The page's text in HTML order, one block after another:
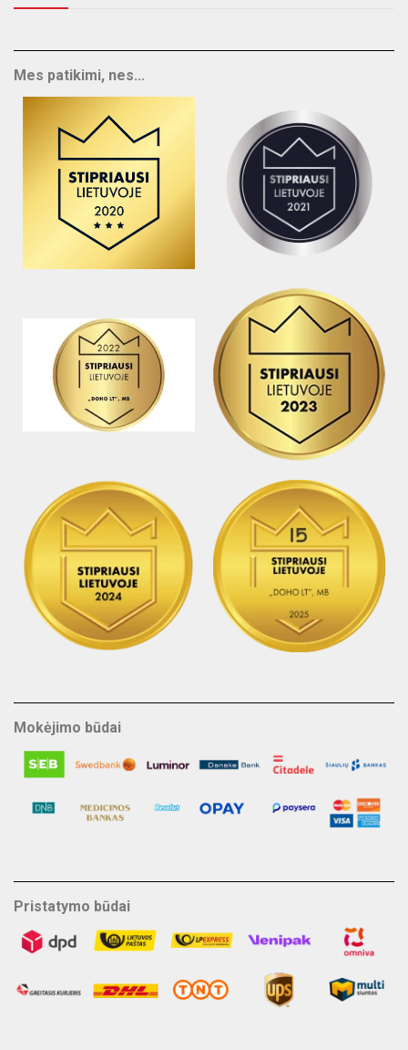
Mes patikimi, nes...
Mokėjimo būdai
Pristatymo būdai